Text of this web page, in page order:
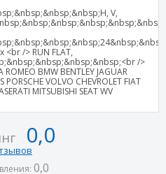
V,
<br /> RUN FLAT,
/>
BMW BENTLEY JAGUAR
PORSCHE VOLVO CHEVROLET FIAT
MITSUBISHI SEAT WV
0,0
0,0